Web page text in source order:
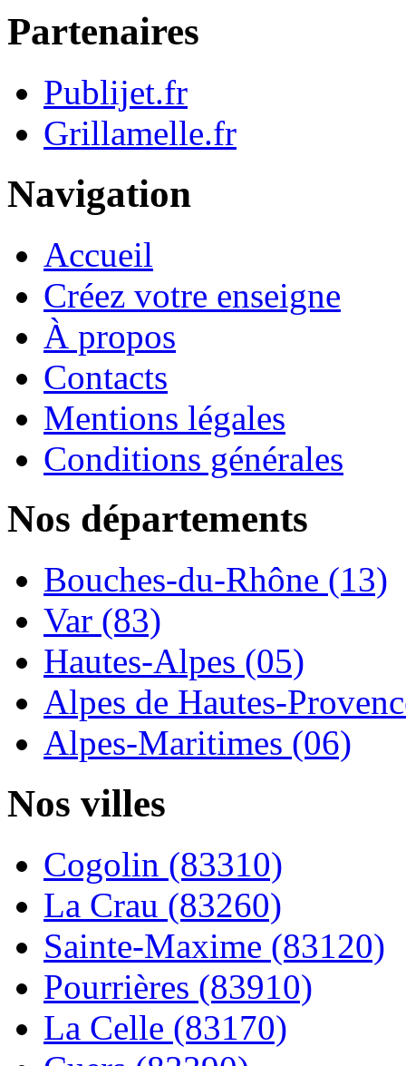
Partenaires
Publijet.fr
Grillamelle.fr
Navigation
Accueil
Créez votre enseigne
À propos
Contacts
Mentions légales
Conditions générales
Nos départements
Bouches-du-Rhône (13)
Var (83)
Hautes-Alpes (05)
Alpes de Hautes-
Alpes-Maritimes (06)
Nos villes
Cogolin (83310)
La Crau (83260)
Sainte-Maxime (83120)
Pourrières (83910)
La Celle (83170)